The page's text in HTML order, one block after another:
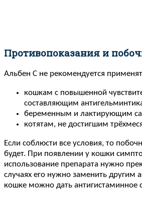
Противопоказания и
Альбен С не рекомендуется
кошкам с повышенной
составляющим
беременным и лактирующим
котятам, не достигшим
Если соблюсти все условия, то
будет. При появлении у кошки
использование препарата нужно
случаях его нужно заменить другим
кошке можно дать антигистаминное